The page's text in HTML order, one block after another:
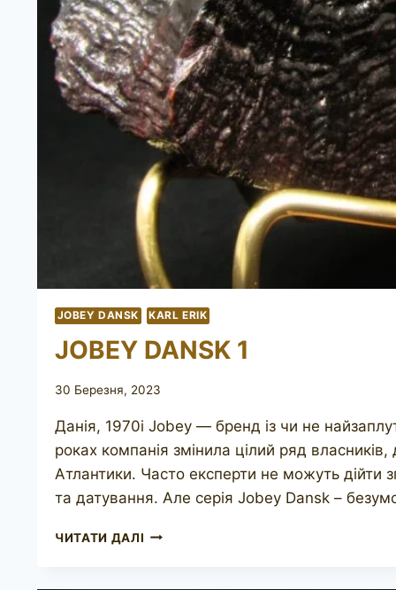
JOBEY DANSK KARL ERIK
JOBEY DANSK 1
30 Березня, 2023
Данія, 1970і Jobey — бренд із чи не
роках компанія змінила цілий ряд
Атлантики. Часто експерти не можуть дійти
та датування. Але серія Jobey Dansk –
ЧИТАТИ ДАЛІ JOBEY